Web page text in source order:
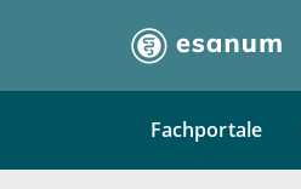
Fachportale